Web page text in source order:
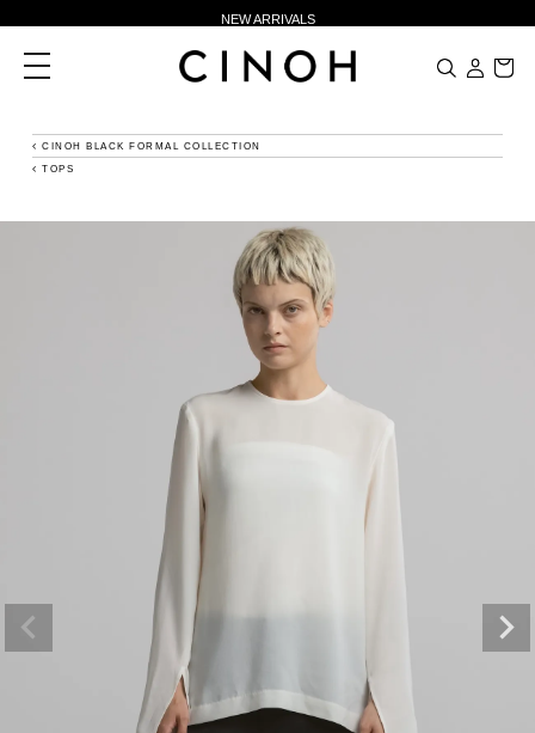
NEW ARRIVALS
新規会員登録500ポイントプレゼント
夏季休業に伴う一部業務休業のお知らせ
ニュースレター登録で¥1,000クーポン進呈
toggle
navigation
CINOH BLACK FORMAL COLLECTION
TOPS